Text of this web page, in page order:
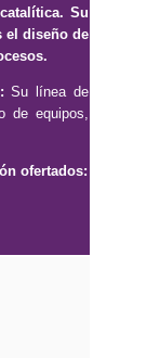
Su
el diseño de
Su línea de
de equipos,
ofertados: